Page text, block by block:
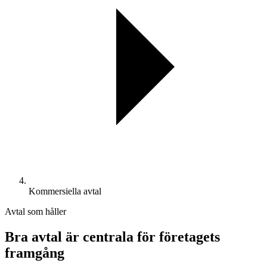
Kommersiella avtal
Avtal som håller
Bra avtal är centrala för företagets
framgång